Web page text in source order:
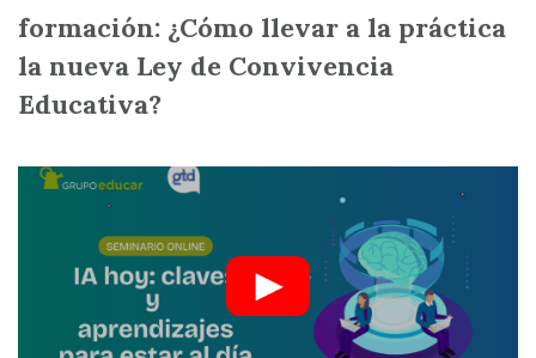
formación: ¿Cómo llevar a la práctica
la nueva Ley de Convivencia
Educativa?